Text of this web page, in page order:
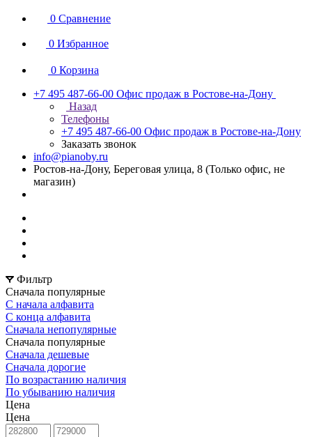
0 Сравнение
0 Избранное
0 Корзина
+7 495 487-66-00 Офис продаж в Ростове-на-Дону
Назад
Телефоны
+7 495 487-66-00 Офис продаж в Ростове-на-Дону
Заказать звонок
info@pianoby.ru
Ростов-на-Дону, Береговая улица, 8 (Только офис, не
магазин)
Фильтр
Сначала популярные
С начала алфавита
С конца алфавита
Сначала непопулярные
Сначала популярные
Сначала дешевые
Сначала дорогие
По возрастанию наличия
По убыванию наличия
Цена
Цена